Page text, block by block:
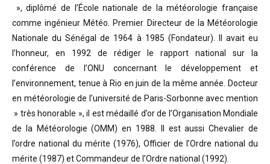
», diplômé de l’École nationale de la météorologie française
comme ingénieur Météo. Premier Directeur de la Météorologie
Nationale du Sénégal de 1964 à 1985 (Fondateur). Il avait eu
l’honneur, en 1992 de rédiger le rapport national sur la
conférence de l’ONU concernant le développement et
l’environnement, tenue à Rio en juin de la même année.
Docteur
en météorologie de l’université de Paris-Sorbonne avec mention
» très honorable », il est médaillé d’or de l’Organisation Mondiale
de la Météorologie (OMM) en 1988. Il est aussi Chevalier de
l’ordre national du mérite (1976), Officier de l’Ordre national du
mérite (1987) et Commandeur de l’Ordre national (1992).